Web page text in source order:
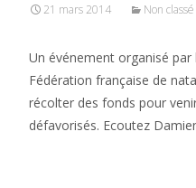
21 mars 2014 Non classé
Un événement organisé
Fédération française de
récolter des fonds pour
défavorisés. Ecoutez